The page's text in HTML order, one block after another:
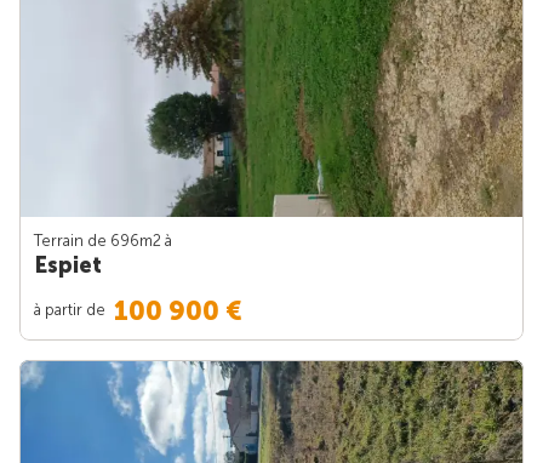
Terrain de 696m2 à
Espiet
à partir de 100 900 €